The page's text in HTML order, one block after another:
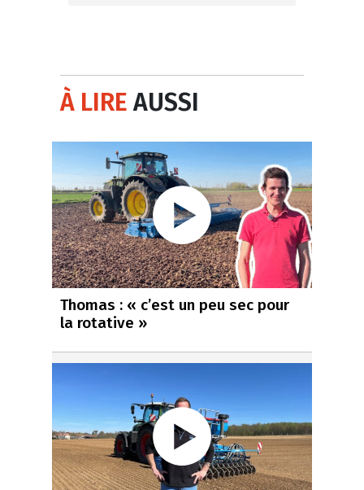
À LIREAUSSI
Thomas : « c’est un peu sec pour
la rotative »